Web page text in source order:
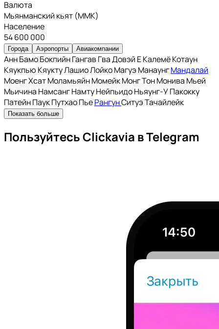
Валюта
Мьянманский кьят (MMK)
Население
54 600 000
Города Аэропорты Авиакомпании
АннБамоБокпийнГангав ГваДовэй ЕКалемёКотаун
Кяукпью КяуктуЛашиоЛойкоМагуэМанаунгМандалай
Моенг ХсатМоламьяйнМомейкМонг ТонМонива Мьей
Мьичина НамсангНамтуНейпьидоНьяунг-УПакокку
ПатейнПаукПутхаоПьеРангунСитуэТачайлейк
Показать больше
Пользуйтесь Clickavia в Telegram